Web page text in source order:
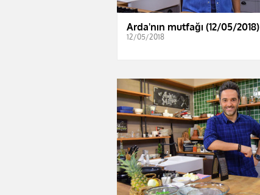
Arda'nın mutfağı (12/05/2018)
12/05/2018